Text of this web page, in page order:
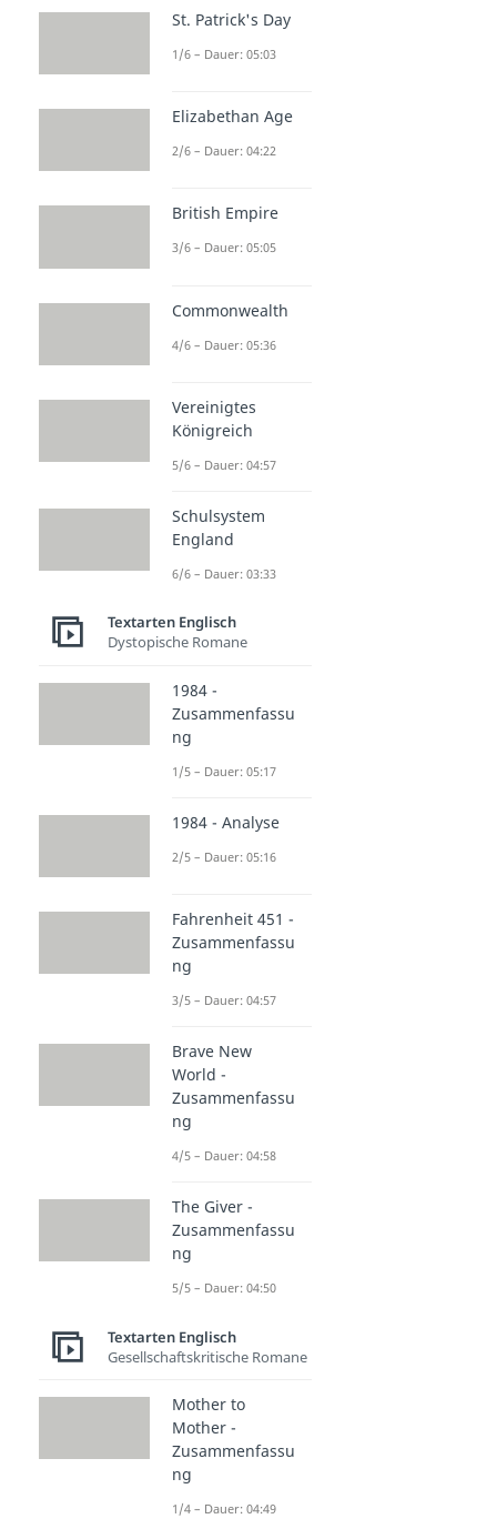
St. Patrick's Day
1/6 – Dauer: 05:03
Elizabethan Age
2/6 – Dauer: 04:22
British Empire
3/6 – Dauer: 05:05
Commonwealth
4/6 – Dauer: 05:36
Vereinigtes
Königreich
5/6 – Dauer: 04:57
Schulsystem
England
6/6 – Dauer: 03:33
Textarten Englisch
Dystopische Romane
1984 -
Zusammenfassu
ng
1/5 – Dauer: 05:17
1984 - Analyse
2/5 – Dauer: 05:16
Fahrenheit 451 -
Zusammenfassu
ng
3/5 – Dauer: 04:57
Brave New
World -
Zusammenfassu
ng
4/5 – Dauer: 04:58
The Giver -
Zusammenfassu
ng
5/5 – Dauer: 04:50
Textarten Englisch
Gesellschaftskritische Romane
Mother to
Mother -
Zusammenfassu
ng
1/4 – Dauer: 04:49